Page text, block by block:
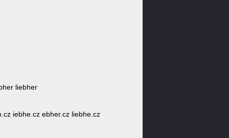
liebher
iebhe.cz ebher.cz liebhe.cz